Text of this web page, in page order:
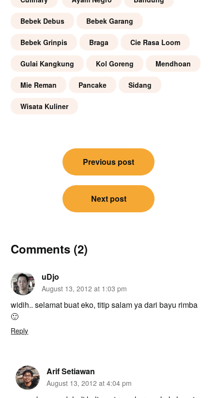
Bebek Debus Bebek Garang
Bebek Grinpis Braga Cie Rasa Loom
Gulai Kangkung Kol Goreng Mendhoan
Mie Reman Pancake Sidang
Wisata Kuliner
navigation
Previous post
Next post
Comments (2)
uDjo
August 13, 2012 at 1:03 pm
widih.. selamat buat eko, titip salam ya dari bayu rimba
🙂
Reply
Arif Setiawan
August 13, 2012 at 4:04 pm